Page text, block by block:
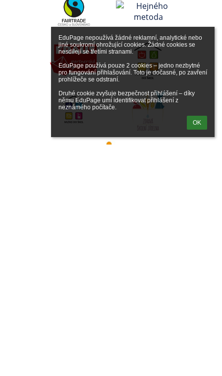
EduPage nepoužívá žádné reklamní, analytické nebo
jiné soukromí ohrožující cookies. Žádné cookies se
nesdílejí se třetími stranami.
EduPage používá pouze 2 cookies – jedno nezbytné
pro fungování přihlašování. Toto je dočasné, po zavření
prohlížeče se odstraní.
Druhé cookie zvyšuje bezpečnost přihlášení – díky
němu EduPage umí identifikovat přihlášení z
neznámého počítače.
OK